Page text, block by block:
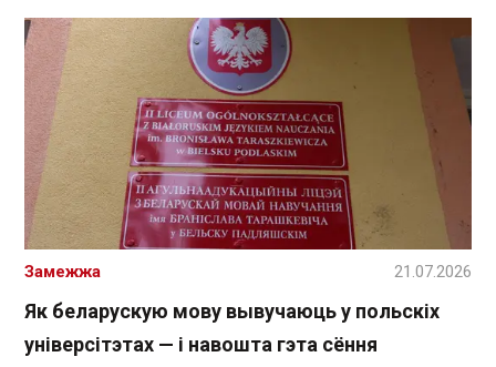
Як беларускую мову вывучаюць у польскіх
універсітэтах — і навошта гэта сёння
Замежжа 21.07.2026